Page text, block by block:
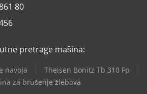
80
pretrage mašina:
navoja
Theisen Bonitz Tb 310 Fp
za brušenje žlebova